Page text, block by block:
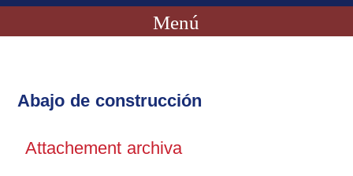
Menú
Abajo de construcción
Attachement archiva